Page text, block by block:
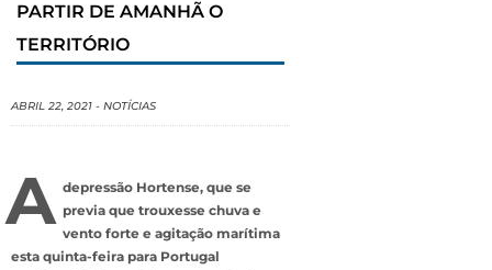
PARTIR DE AMANHÃ O
TERRITÓRIO
ABRIL 22, 2021 - NOTÍCIAS
A depressão Hortense, que se
previa que trouxesse chuva e
vento forte e agitação marítima
esta quinta-feira para Portugal